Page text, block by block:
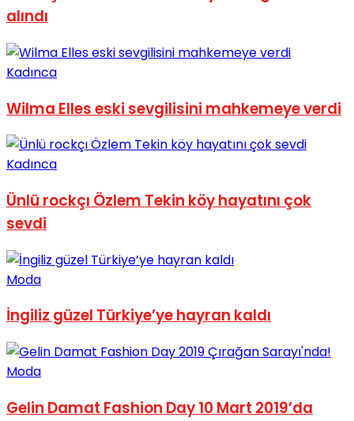
alındı
Kadınca
Wilma Elles eski sevgilisini mahkemeye verdi
Kadınca
Ünlü rockçı Özlem Tekin köy hayatını çok
sevdi
Moda
İngiliz güzel Türkiye’ye hayran kaldı
Moda
Gelin Damat Fashion Day 10 Mart 2019’da